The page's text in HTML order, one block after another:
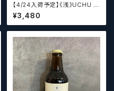
【4/24入荷予定】《浅》UCHU B
REWING LabyrinthN【クラフト
ビール】
¥3,480